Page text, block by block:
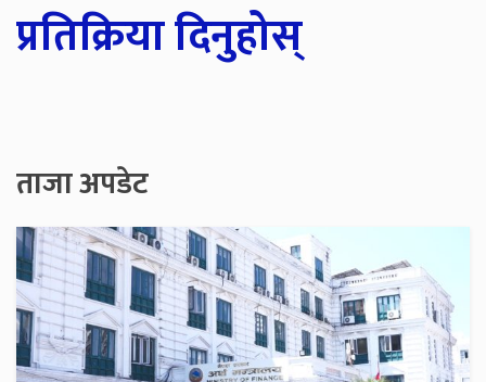
प्रतिक्रिया दिनुहोस्
ताजा अपडेट